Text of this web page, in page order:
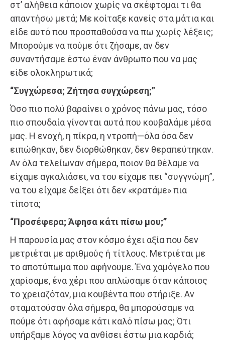
στ’ αλήθεια κάποιον χωρίς να σκέφτομαι τι θα
απαντήσω μετά; Με κοίταξε κανείς στα μάτια και
είδε αυτό που προσπαθούσα να πω χωρίς λέξεις;
Μπορούμε να πούμε ότι ζήσαμε, αν δεν
συναντήσαμε έστω έναν άνθρωπο που να μας
είδε ολοκληρωτικά;
“Συγχώρεσα; Ζήτησα συγχώρεση;”
Όσο πιο πολύ βαραίνει ο χρόνος πάνω μας, τόσο
πιο σπουδαία γίνονται αυτά που κουβαλάμε μέσα
μας. Η ενοχή, η πίκρα, η ντροπή—όλα όσα δεν
ειπώθηκαν, δεν διορθώθηκαν, δεν θεραπεύτηκαν.
Αν όλα τελείωναν σήμερα, ποιον θα θέλαμε να
είχαμε αγκαλιάσει, να του είχαμε πει “συγγνώμη”,
να του είχαμε δείξει ότι δεν «κρατάμε» πια
τίποτα;
“Προσέφερα; Άφησα κάτι πίσω μου;”
Η παρουσία μας στον κόσμο έχει αξία που δεν
μετριέται με αριθμούς ή τίτλους. Μετριέται με
το αποτύπωμα που αφήνουμε. Ένα χαμόγελο που
χαρίσαμε, ένα χέρι που απλώσαμε όταν κάποιος
το χρειαζόταν, μια κουβέντα που στήριξε. Αν
σταματούσαν όλα σήμερα, θα μπορούσαμε να
πούμε ότι αφήσαμε κάτι καλό πίσω μας; Ότι
υπήρξαμε λόγος να ανθίσει έστω μια καρδιά;